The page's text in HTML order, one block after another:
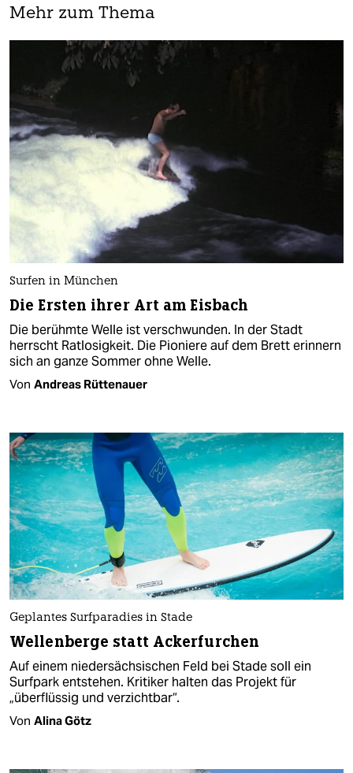
Mehr zum Thema
Surfen in München
Die Ersten ihrer Art am Eisbach
Die berühmte Welle ist verschwunden. In der Stadt
herrscht Ratlosigkeit. Die Pioniere auf dem Brett erinnern
sich an ganze Sommer ohne Welle.
Von Andreas Rüttenauer
Geplantes Surfparadies in Stade
Wellenberge statt Ackerfurchen
Auf einem niedersächsischen Feld bei Stade soll ein
Surfpark entstehen. Kritiker halten das Projekt für
„überflüssig und verzichtbar“.
Von Alina Götz